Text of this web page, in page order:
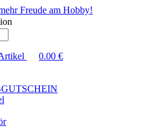
Freude am Hobby!
0.00 €